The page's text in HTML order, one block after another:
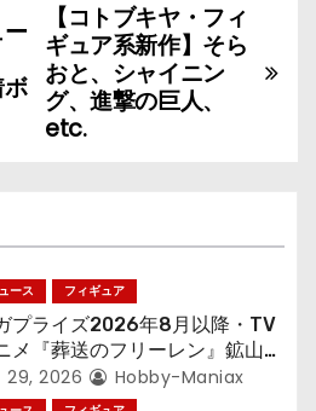
【コトブキヤ・フィ
ギュア系新作】そら
おと、シャイニン
グ、進撃の巨人、
etc.
ース フィギュア
プライズ2026年8月以降・TV
メ『葬送のフリーレン』鉱山で
年働くことになっっちゃった
リーレン」を立体化！
29, 2026 Hobby-Maniax